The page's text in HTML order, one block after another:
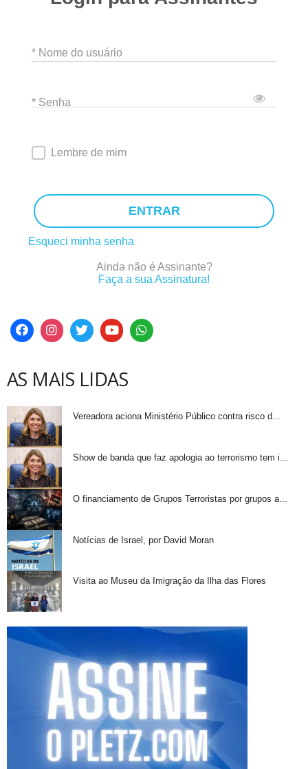
* Nome do usuário
* Senha
Lembre de mim
ENTRAR
Esqueci minha senha
Ainda não é Assinante?
Faça a sua Assinatura!
AS MAIS LIDAS
Vereadora aciona Ministério Público contra risco d...
Show de banda que faz apologia ao terrorismo tem i...
O financiamento de Grupos Terroristas por grupos a...
Notícias de Israel, por David Moran
Visita ao Museu da Imigração da Ilha das Flores